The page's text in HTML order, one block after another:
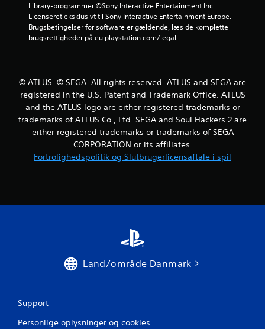
e
e
r
f
r
Library-programmer ©Sony Interactive Entertainment Inc.
Licenseret eksklusivt til Sony Interactive Entertainment Europe.
Brugsbetingelser for software er gældende, læs de komplette
brugsrettigheder på eu.playstation.com/legal.
© ATLUS. © SEGA. All rights reserved. ATLUS and SEGA are
registered in the U.S. Patent and Trademark Office. ATLUS
and the ATLUS logo are either registered trademarks or
trademarks of ATLUS Co., Ltd. SEGA and Soul Hackers 2 are
either registered trademarks or trademarks of SEGA
CORPORATION or its affiliates.
Fortrolighedspolitik og Slutbrugerlicensaftale i spil
Land/område Danmark
Support
Personlige oplysninger og cookies